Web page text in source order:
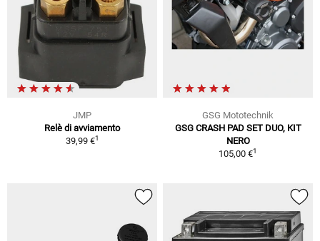
JMP
Relè di avviamento
39,99 €1
GSG Mototechnik
GSG CRASH PAD SET DUO, KIT
NERO
105,00 €1